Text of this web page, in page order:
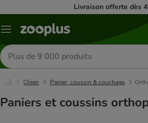
Livraison offerte dès
Menu
Rechercher
des
produits
Chien Panier, coussin & couchage
Paniers et coussins